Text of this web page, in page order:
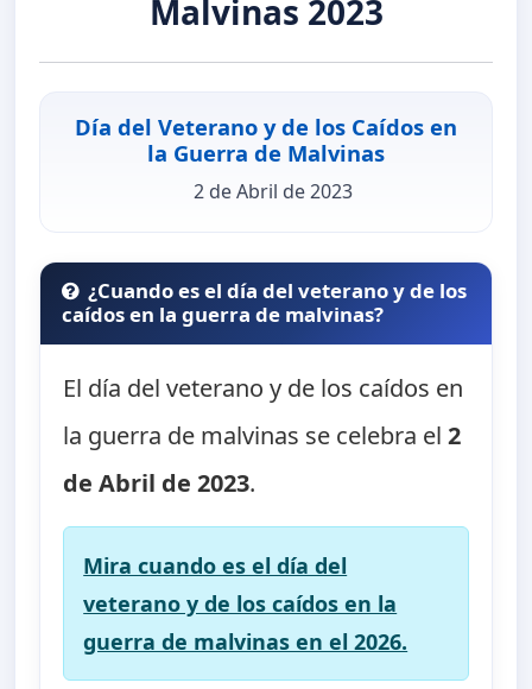
Malvinas 2023
Día del Veterano y de los Caídos en
la Guerra de Malvinas
2 de Abril de 2023
¿Cuando es el día del veterano y de los
caídos en la guerra de malvinas?
El día del veterano y de los caídos en
la guerra de malvinas se celebra el2
de Abril de 2023.
Mira cuando es el día del
veterano y de los caídos en la
guerra de malvinas en el 2026.